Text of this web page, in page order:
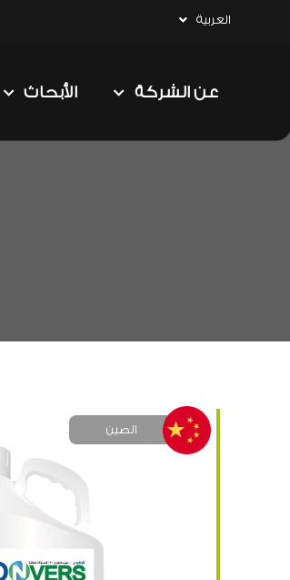
العربية
عن الشركة الأبحاث
الصين